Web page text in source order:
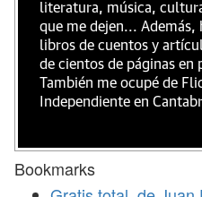
literatura, música,
que me dejen... Además,
libros de cuentos y
de cientos de páginas en
También me ocupé de
Independiente en
Bookmarks